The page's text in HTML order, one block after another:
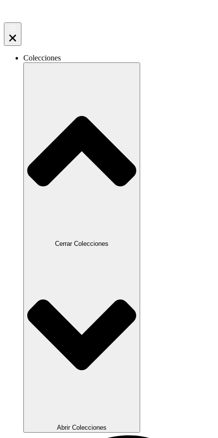
contenido
Colecciones
Cerrar Colecciones
Abrir Colecciones